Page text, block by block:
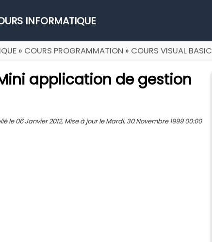
INFORMATIQUE
» COURS PROGRAMMATION » COURS VISUAL BASIC
application de gestion
le 06 Janvier 2012, Mise à jour le Mardi, 30 Novembre 1999 00:00